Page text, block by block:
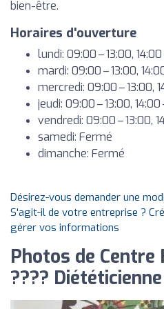
bien-être.
Horaires d'ouverture
lundi: 09:00 – 13:00, 14:00
mardi: 09:00 – 13:00,
mercredi: 09:00 – 13:00,
jeudi: 09:00 – 13:00, 14:00
vendredi: 09:00 – 13:00,
samedi: Fermé
dimanche: Fermé
Désirez-vous demander une
S'agit-il de votre entreprise ?
gérer vos informations
Photos de Centre
????